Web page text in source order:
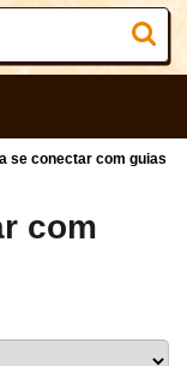
se conectar com guias
com